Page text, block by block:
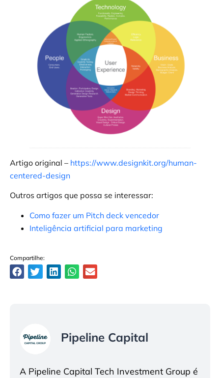
Artigo original – https://www.designkit.org/human-
centered-design
Outros artigos que possa se interessar:
Como fazer um Pitch deck vencedor
Inteligência artificial para marketing
Compartilhe:
Pipeline Capital
A Pipeline Capital Tech Investment Group é